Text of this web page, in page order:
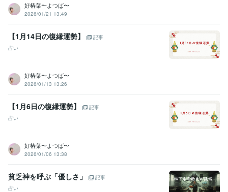
好椿葉〜よつば〜
2026/01/21 13:49
【1月14日の復縁運勢】
記事
占い
好椿葉〜よつば〜
2026/01/13 13:26
【1月6日の復縁運勢】
記事
占い
好椿葉〜よつば〜
2026/01/06 13:38
貧乏神を呼ぶ「優しさ」
記事
占い